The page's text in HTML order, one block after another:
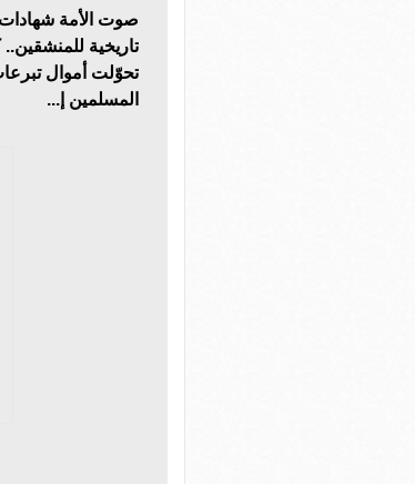
صوت الأمة شهادات
تاريخية
تحوّلت أموال
المسلمين إ...